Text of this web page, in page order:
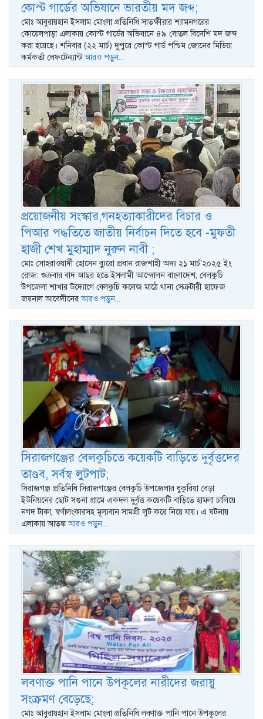
কোস্ট গার্ডের অভিযানে ভারতীয় মদ জব্দ;
মোঃ আবুরায়হান ইসলাম মোংলা প্রতিনিধি সাতক্ষীরার শ্যামনগরের
কোয়েলপাড়া এলাকায় কোস্ট গার্ডের অভিযানে ৪৯ বোতল বিদেশি মদ জব্দ
করা হয়েছে। শনিবার (২২ মার্চ) দুপুরে কোস্ট গার্ড পশ্চিম জোনের মিডিয়া
কর্মকর্তা লেফটেন্যান্টআরও পড়ুন...
প্রয়োজনীয় সংস্কার,গনহত্যাকারীদের বিচার ও
পিআর পদ্ধতিতে জাতীয় নির্বাচন দিতে হবে -মুফতী
হাজী শেখ মুহাম্মাদ নুরুন নাবী ;
মোঃ সোহরাওয়ার্দী হোসেন ব্যুরো প্রধান রাজশাহী অদ্য ২১ মার্চ’২০২৫ ইং
রোজ: শুক্রবার বাদ আছর হতে ইসলামী আন্দোলন বাংলাদেশ, বেলকুচি
উপজেলা শাখার উদ্যোগে বেলকুচি কলেজ মাঠে থানা সেক্রটারী হাফেজ
জয়নাল আবেদীনেরআরও পড়ুন...
সিরাজগঞ্জের বেলকুচিতে কয়েকটি বাড়িতে দুর্বৃত্তদের
তাণ্ডব, সর্বস্ব লুটপাট;
সিরাজগঞ্জ প্রতিনিধি সিরাজগঞ্জের বেলকুচি উপজেলার ধুকুরিয়া বেড়া
ইউনিয়নের ছোট সগুনা গ্রামে একদল দুর্বৃত্ত কয়েকটি বাড়িতে হামলা চালিয়ে
নগদ টাকা, স্বর্ণালংকারসহ মূল্যবান সামগ্রী লুট করে নিয়ে যায়। এ ঘটনায়
এলাকায় আতঙ্কআরও পড়ুন...
লবণাক্ত পানি পানে উপকূলের নারীদের জরায়ু
সংক্রমণ বেড়েছে;
মোঃ আবুরায়হান ইসলাম মোংলা প্রতিনিধি লবণাক্ত পানি পানে উপকূলের